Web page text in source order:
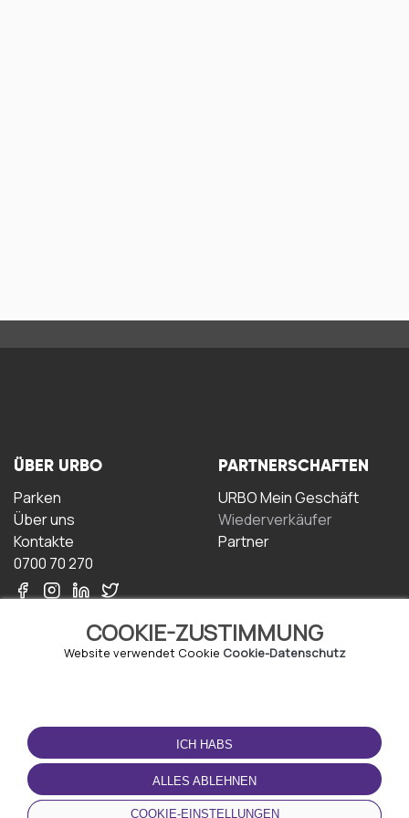
COOKIE-ZUSTIMMUNG
Website verwendet Cookie Cookie-Datenschutz
ICH HABS
ALLES ABLEHNEN
COOKIE-EINSTELLUNGEN
ÜBER URBO
Parken
Über uns
Kontakte
0700 70 270
PARTNERSCHAFTEN
URBO Mein Geschäft
Wiederverkäufer
Partner
NUTZUNGSBEDINGUNGEN
Geschäftsbedingungen
Datenschutz-
Bestimmungen
Cookie-Richtlinie
LADEN SIE DIE APP
HERUNTER